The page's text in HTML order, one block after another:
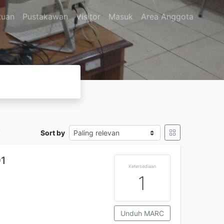
Pustakawan Visitor Masuk Area Anggota
Sort by
Ketersediaan
1
Unduh MARC